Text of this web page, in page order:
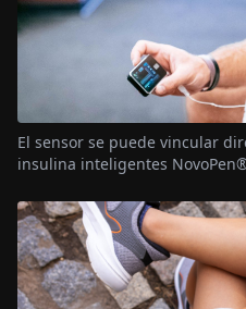
El sensor se puede vincular
insulina inteligentes